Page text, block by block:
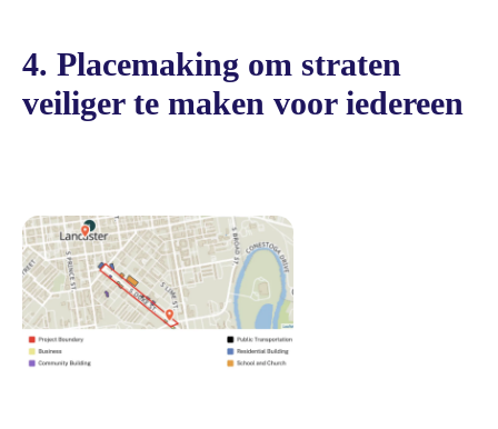
4. Placemaking om straten
veiliger te maken voor iedereen